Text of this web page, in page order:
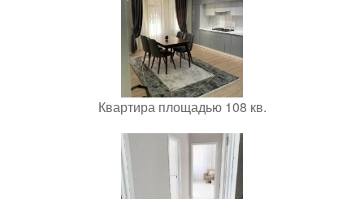
Квартира площадью 108 кв.